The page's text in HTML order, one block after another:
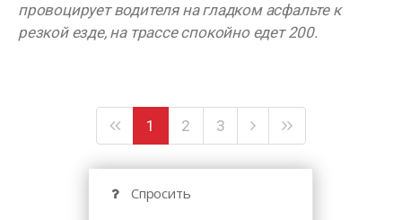
провоцирует водителя на гладком асфальте к
резкой езде, на трассе спокойно едет 200.
1 2 3
Спросить